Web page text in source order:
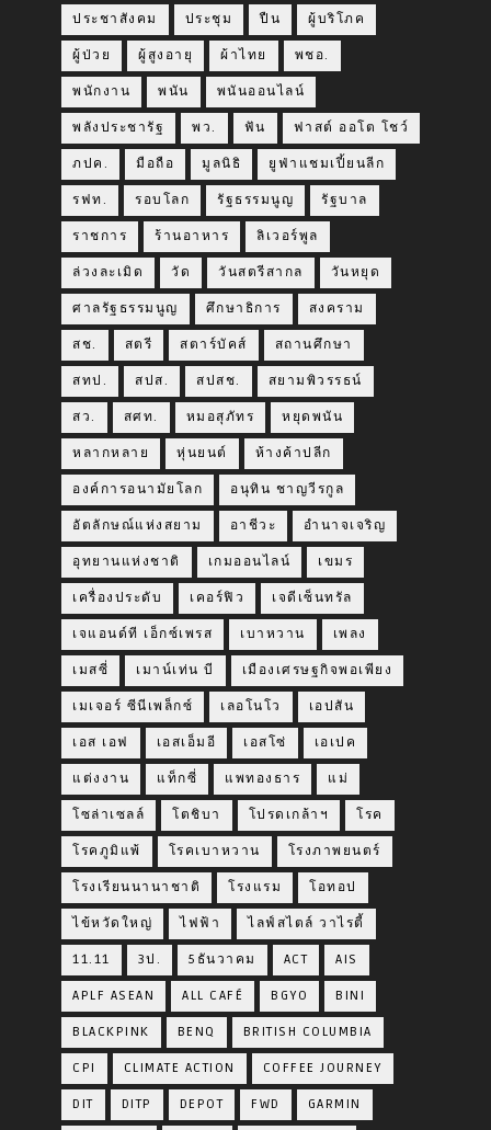
ประชาสังคม ประชุม ปืน ผู้บริโภค
ผู้ป่วย ผู้สูงอายุ ผ้าไทย พชอ.
พนักงาน พนัน พนันออนไลน์
พลังประชารัฐ พว. ฟัน ฟาสต์ ออโต โชว์
ภปค. มือถือ มูลนิธิ ยูฟ่าแชมเปี้ยนลีก
รฟท. รอบโลก รัฐธรรมนูญ รัฐบาล
ราชการ ร้านอาหาร ลิเวอร์พูล
ล่วงละเมิด วัด วันสตรีสากล วันหยุด
ศาลรัฐธรรมนูญ ศึกษาธิการ สงคราม
สช. สตรี สตาร์บัคส์ สถานศึกษา
สทป. สปส. สปสช. สยามพิวรรธน์
สว. สศท. หมอสุภัทร หยุดพนัน
หลากหลาย หุ่นยนต์ ห้างค้าปลีก
องค์การอนามัยโลก อนุทิน ชาญวีรกูล
อัตลักษณ์แห่งสยาม อาชีวะ อำนาจเจริญ
อุทยานแห่งชาติ เกมออนไลน์ เขมร
เครื่องประดับ เคอร์ฟิว เจดีเซ็นทรัล
เจแอนด์ที เอ็กซ์เพรส เบาหวาน เพลง
เมสซี่ เมาน์เท่น บี เมืองเศรษฐกิจพอเพียง
เมเจอร์ ซีนีเพล็กซ์ เลอโนโว เอปสัน
เอส เอฟ เอสเอ็มอี เอสโซ่ เอเปค
แต่งงาน แท็กซี่ แพทองธาร แม่
โซล่าเซลล์ โตชิบา โปรดเกล้าฯ โรค
โรคภูมิแพ้ โรคเบาหวาน โรงภาพยนตร์
โรงเรียนนานาชาติ โรงแรม โอทอป
ไข้หวัดใหญ่ ไฟฟ้า ไลฟ์สไตล์ วาไรตี้
11.11 3ป. 5ธันวาคม ACT AIS
APLF ASEAN ALL CAFÉ BGYO BINI
BLACKPINK BENQ BRITISH COLUMBIA
CPI CLIMATE ACTION COFFEE JOURNEY
DIT DITP DEPOT FWD GARMIN